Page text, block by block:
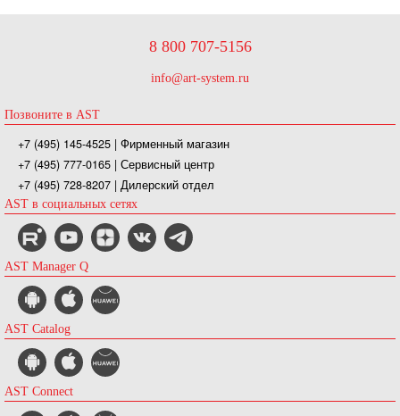
8 800 707-5156
info@art-system.ru
Позвоните в AST
+7 (495) 145-4525 | Фирменный магазин
+7 (495) 777-0165 | Сервисный центр
+7 (495) 728-8207 | Дилерский отдел
AST в социальных сетях
AST Manager Q
AST Catalog
AST Connect